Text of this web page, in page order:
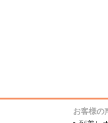
お客様の